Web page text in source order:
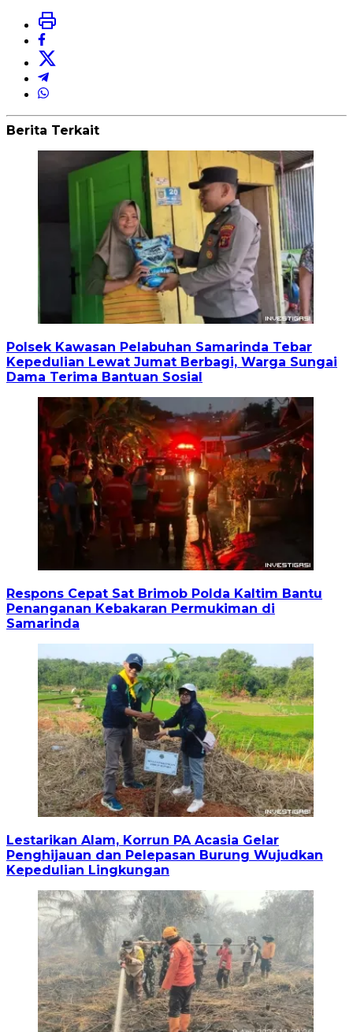
Berita Terkait
Polsek Kawasan Pelabuhan Samarinda Tebar
Kepedulian Lewat Jumat Berbagi, Warga Sungai
Dama Terima Bantuan Sosial
Respons Cepat Sat Brimob Polda Kaltim Bantu
Penanganan Kebakaran Permukiman di
Samarinda
Lestarikan Alam, Korrun PA Acasia Gelar
Penghijauan dan Pelepasan Burung Wujudkan
Kepedulian Lingkungan